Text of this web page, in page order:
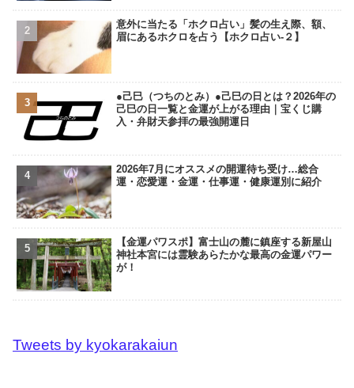
意外に当たる「ホクロ占い」髪の生え際、額、
眉にあるホクロを占う【ホクロ占い‐２】
●己巳（つちのとみ）●己巳の日とは？2026年の
己巳の日一覧と金運が上がる理由｜宝くじ購
入・弁財天参拝の最強開運日
2026年7月にオススメの開運待ち受け…総合
運・恋愛運・金運・仕事運・健康運別に紹介
【金運パワスポ】富士山の麓に鎮座する新屋山
神社本宮には霊験あらたかな最高の金運パワー
が！
Tweets by kyokarakaiun